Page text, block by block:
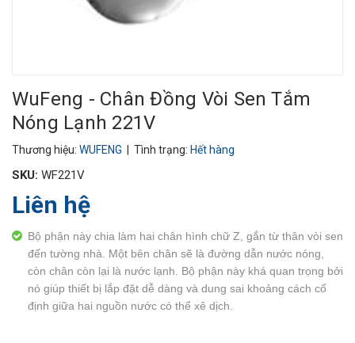
WuFeng - Chân Đồng Vòi Sen Tắm
Nóng Lạnh 221V
Thương hiệu: WUFENG | Tình trạng: Hết hàng
SKU: WF221V
Liên hệ
Bộ phận này chia làm hai chân hình chữ Z, gắn từ thân vòi sen
đến tường nhà. Một bên chân sẽ là đường dẫn nước nóng,
còn chân còn lại là nước lạnh. Bộ phận này khá quan trọng bởi
nó giúp thiết bị lắp đặt dễ dàng và dung sai khoảng cách cố
định giữa hai nguồn nước có thể xê dịch.